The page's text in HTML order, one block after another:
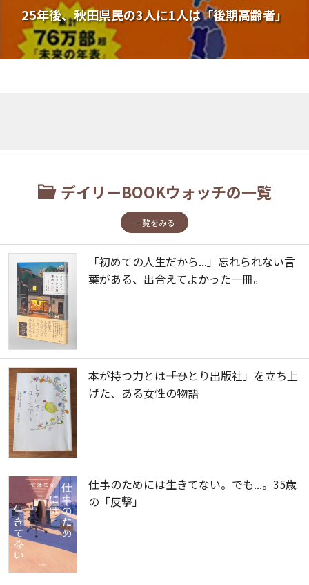
25年後、秋田県民の3人に1人は「後期高齢者」
デイリーBOOKウォッチの一覧
一覧をみる
「初めての人生だから...」忘れられない言
葉がある、出合えてよかった一冊。
本が持つ力とは――「ひとり出版社」を立ち上
げた、ある女性の物語
仕事のためには生きてない。でも...。35歳
の「反撃」